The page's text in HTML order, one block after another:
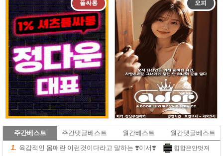
풀싸롱 오피
주간베스트 주간댓글베스트 월간베스트
월간댓글베스트
1. 육감적인 몸매란 이런것이다라고 말하는 ❣️이서❣️ 힙합은안멋져